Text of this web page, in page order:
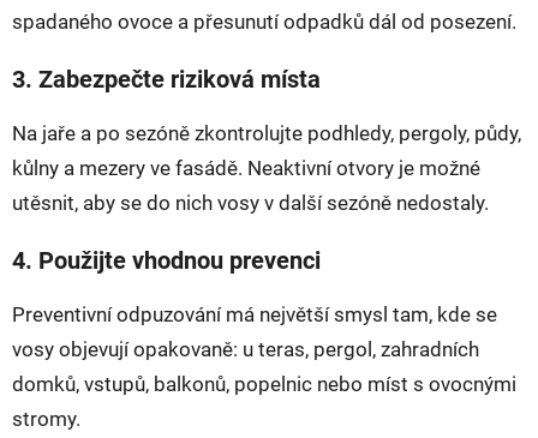
spadaného ovoce a přesunutí odpadků dál od posezení.
3. Zabezpečte riziková místa
Na jaře a po sezóně zkontrolujte podhledy, pergoly, půdy,
kůlny a mezery ve fasádě. Neaktivní otvory je možné
utěsnit, aby se do nich vosy v další sezóně nedostaly.
4. Použijte vhodnou prevenci
Preventivní odpuzování má největší smysl tam, kde se
vosy objevují opakovaně: u teras, pergol, zahradních
domků, vstupů, balkonů, popelnic nebo míst s ovocnými
stromy.